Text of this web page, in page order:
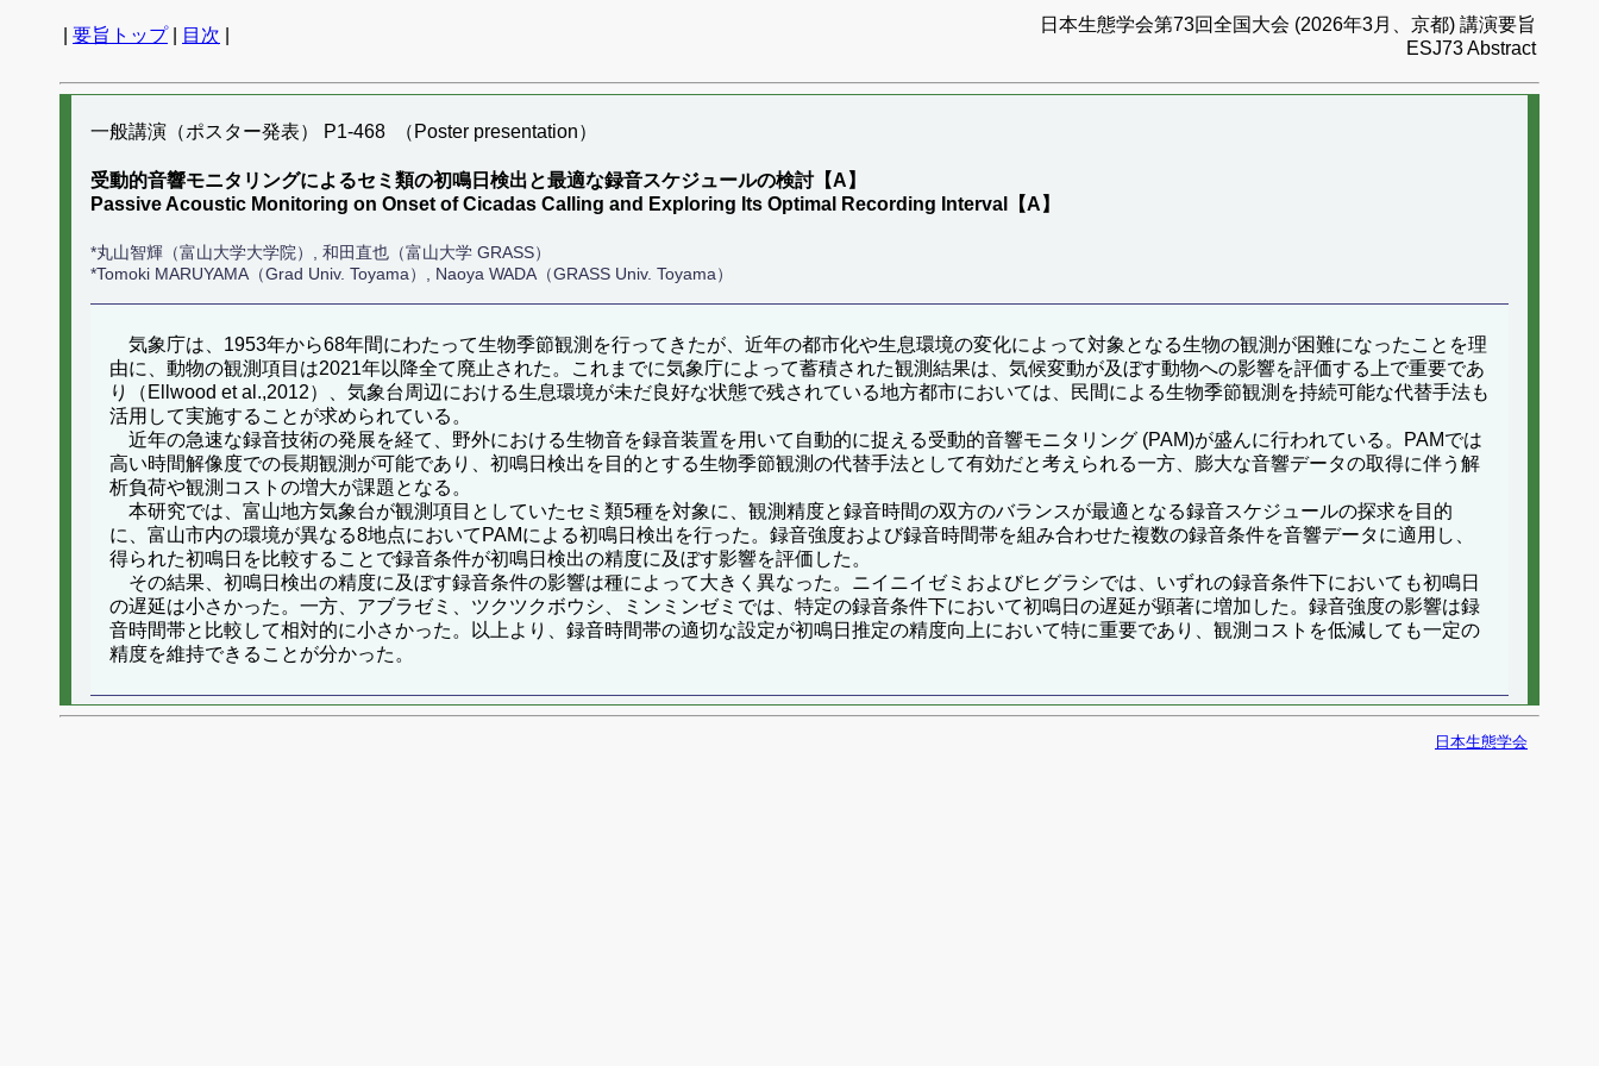
要旨トップ| 目次
日本生態学会第73回全国大会 (2026年3月、京都) 講演要旨
ESJ73 Abstract
一般講演（ポスター発表） P1-468 （Poster presentation）
受動的音響モニタリングによるセミ類の初鳴日検出と最適な録音スケジュールの検討【A】
Passive Acoustic Monitoring on Onset of Cicadas Calling and Exploring Its Optimal Recording Interval【A】
*丸山智輝（富山大学大学院）, 和田直也（富山大学 GRASS）
*Tomoki MARUYAMA（Grad Univ. Toyama）, Naoya WADA（GRASS Univ. Toyama）
気象庁は、1953年から68年間にわたって生物季節観測を行ってきたが、近年の都市化や生息環境の変化によって対象となる生物の観測が困難になったことを理
由に、動物の観測項目は2021年以降全て廃止された。これまでに気象庁によって蓄積された観測結果は、気候変動が及ぼす動物への影響を評価する上で重要であ
り（Ellwood et al.,2012）、気象台周辺における生息環境が未だ良好な状態で残されている地方都市においては、民間による生物季節観測を持続可能な代替手法も
活用して実施することが求められている。
近年の急速な録音技術の発展を経て、野外における生物音を録音装置を用いて自動的に捉える受動的音響モニタリング (PAM)が盛んに行われている。PAMでは
高い時間解像度での長期観測が可能であり、初鳴日検出を目的とする生物季節観測の代替手法として有効だと考えられる一方、膨大な音響データの取得に伴う解
析負荷や観測コストの増大が課題となる。
本研究では、富山地方気象台が観測項目としていたセミ類5種を対象に、観測精度と録音時間の双方のバランスが最適となる録音スケジュールの探求を目的
に、富山市内の環境が異なる8地点においてPAMによる初鳴日検出を行った。録音強度および録音時間帯を組み合わせた複数の録音条件を音響データに適用し、
得られた初鳴日を比較することで録音条件が初鳴日検出の精度に及ぼす影響を評価した。
その結果、初鳴日検出の精度に及ぼす録音条件の影響は種によって大きく異なった。ニイニイゼミおよびヒグラシでは、いずれの録音条件下においても初鳴日
の遅延は小さかった。一方、アブラゼミ、ツクツクボウシ、ミンミンゼミでは、特定の録音条件下において初鳴日の遅延が顕著に増加した。録音強度の影響は録
音時間帯と比較して相対的に小さかった。以上より、録音時間帯の適切な設定が初鳴日推定の精度向上において特に重要であり、観測コストを低減しても一定の
精度を維持できることが分かった。
日本生態学会